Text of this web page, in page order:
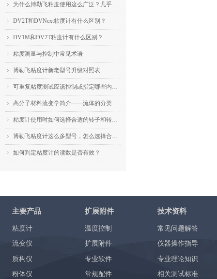
ꁇ 为什么博勒飞粘度使用这么广泛？几乎成为了行业标准？
ꁇ DV2T和DVNext粘度计有什么区别？
ꁇ DV1M和DV2T粘度计有什么区别？
ꁇ 粘度测量与控制中常见术语
ꁇ 博勒飞粘度计新老型号升级对照表
ꁇ 可重复粘度测试应该控制或指定哪些内容？
ꁇ 高分子材料流变学简介——流体的分类
ꁇ 粘度计使用时如何选择合适的转子和转速？
ꁇ 博勒飞粘度计这么多型号，怎么选择合适的机型？
ꁇ 如何判定粘度计的读数是否有效？
常见问题解答
仪器操作指导
专业理论知识
相关测试标准
主要产品 技术资料
扩展附件
粘度计
流变仪
质构仪
粉体仪
温度控制
扩展附件
专业软件
常规配件